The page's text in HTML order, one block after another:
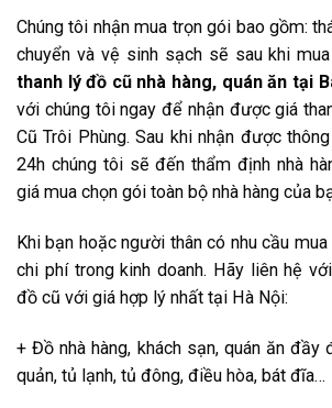
Chúng tôi nhận mua trọn gói bao gồm:
chuyển và vệ sinh sạch sẽ sau khi
thanh lý đồ cũ nhà hàng, quán ăn tại
với chúng tôi ngay để nhận được giá
Cũ Trôi Phùng. Sau khi nhận được
24h chúng tôi sẽ đến thẩm định nhà
giá mua chọn gói toàn bộ nhà hàng của
Khi bạn hoặc người thân có nhu cầu
chi phí trong kinh doanh. Hãy liên hệ
đồ cũ với giá hợp lý nhất tại Hà Nội:
+ Đồ nhà hàng, khách sạn, quán ăn
quản, tủ lạnh, tủ đông, điều hòa, bát đĩa…